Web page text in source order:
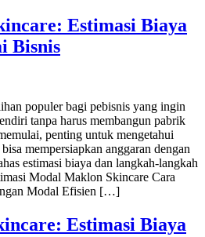
Estimasi Biaya
Bisnis
populer bagi pebisnis yang ingin
tanpa harus membangun pabrik
penting untuk mengetahui
mempersiapkan anggaran dengan
estimasi biaya dan langkah-langkah
Modal Maklon Skincare Cara
Modal Efisien […]
Estimasi Biaya